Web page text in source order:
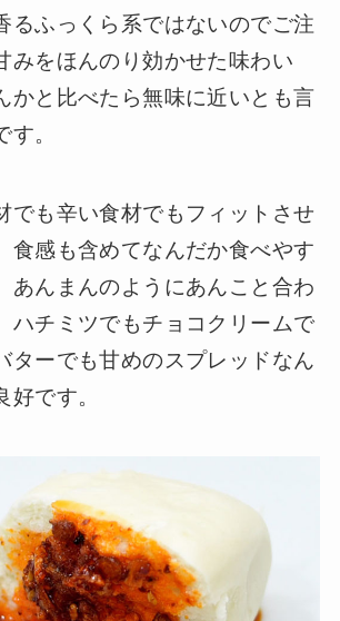
るふっくら系ではないのでご注
みをほんのり効かせた味わい
かと比べたら無味に近いとも言
す。
でも辛い食材でもフィットさせ
食感も含めてなんだか食べやす
あんまんのようにあんこと合わ
ハチミツでもチョコクリームで
ターでも甘めのスプレッドなん
好です。